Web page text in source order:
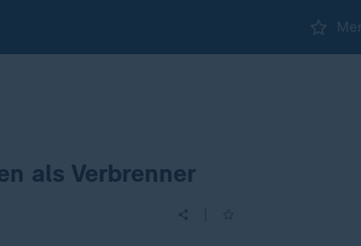
als Verbrenner